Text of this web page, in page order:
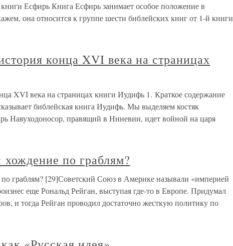
Есфирь Книга Есфирь занимает особое положение в
она относится к группе шести библейских книг от 1-й книги
конца XVI века на страницах
XVI века на страницах книги Иудифь 1. Краткое содержание
библейская книга Иудифь. Мы выделяем костяк
Навуходоносор, правящий в Ниневии, идет войной на царя
хождение по граблям?
по граблям? [29]Советский Союз в Америке называли «империей
еще Рональд Рейган, выступая где-то в Европе. Придумал
и тогда Рейган проводил достаточно жесткую политику по